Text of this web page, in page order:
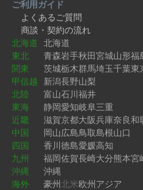
ご利用ガイド
よくあるご質問
商談・契約の流れ
北海道 北海道
東北
青森岩手秋田宮城山形福
関東
茨城栃木群馬埼玉千葉東
甲信越 新潟長野山梨
北陸
富山石川福井
東海
静岡愛知岐阜三重
近畿
滋賀京都大阪兵庫奈良和
中国
岡山広島鳥取島根山口
四国
香川徳島愛媛高知
九州
福岡佐賀長崎大分熊本宮
沖縄
沖縄
海外
豪州北米欧州アジア